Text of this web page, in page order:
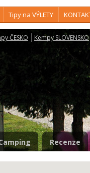
Tipy na VÝLETY
ČESKO Kempy SLOVENSKO
Recenze